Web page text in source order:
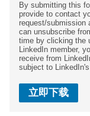
By submitting this
provide to contact
request/submission
can unsubscribe
time by clicking the
LinkedIn member,
receive from
subject to LinkedIn's
立即下载